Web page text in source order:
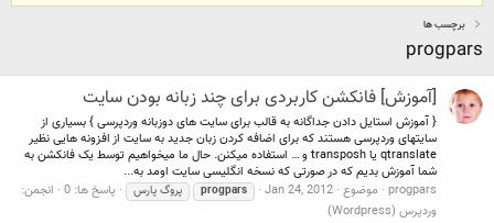
برچسب ها
progpars
[آموزش] فانکشن کاربردی برای چند زبانه بودن سایت
{ آموزش استایل دادن جداگانه به قالب برای سایت های دوزبانه وردپرسی } بسیاری از
سایتهای وردپرسی هستند که برای اضافه کردن زبان جدید به سایت از افزونه هایی نظیر
qtranslate یا transposh و … استفاده میکنن. حال ما میخواهیم توسط یک فانکشن به
شما آموزش بدیم که در صورتی که نسخه انگلیسی سایت اومد به...
progpars موضوع Jan 24, 2012
progpars پروگ پارس پاسخ ها: 0
انجمن:
وردپرس (Wordpress)